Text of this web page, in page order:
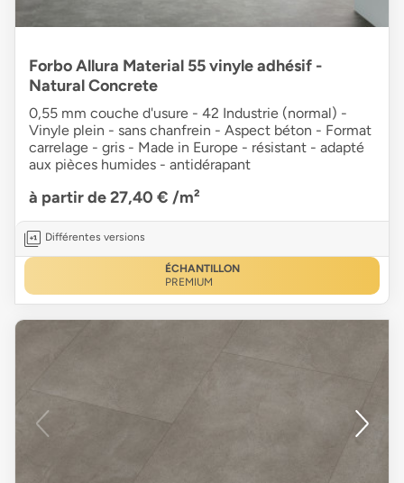
Forbo Allura Material 55 vinyle adhésif -
Natural Concrete
0,55 mm couche d'usure - 42 Industrie (normal) -
Vinyle plein - sans chanfrein - Aspect béton - Format
carrelage - gris - Made in Europe - résistant - adapté
aux pièces humides - antidérapant
à partir de 27,40 € /m²
Différentes versions
ÉCHANTILLON
PREMIUM